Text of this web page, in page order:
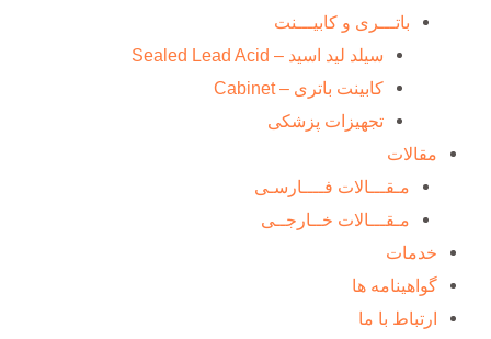
باتـــری و کابیـــنت
سیلد لید اسید – Sealed Lead Acid
کابینت باتری – Cabinet
تجهیزات پزشکی
مقالات
مـقـــالات فــــارسـی
مـقـــالات خــارجــی
خدمات
گواهینامه ها
ارتباط با ما